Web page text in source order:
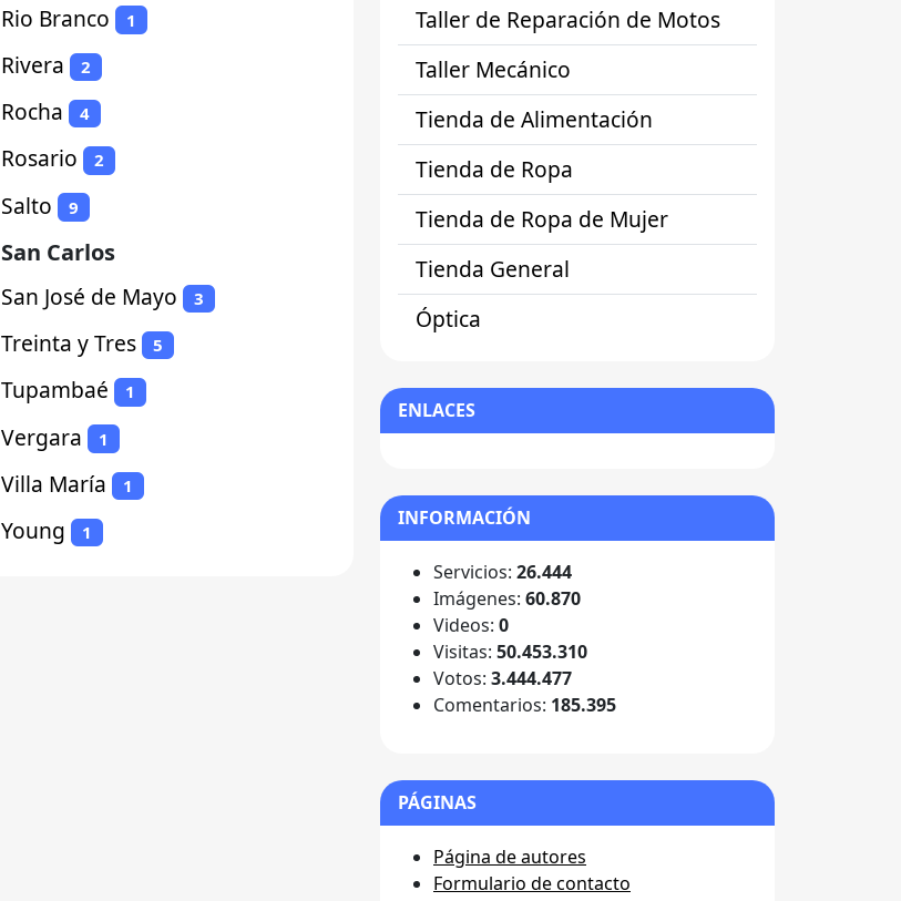
Rio Branco 1
Rivera 2
Rocha 4
Rosario 2
Salto 9
San Carlos
San José de Mayo 3
Treinta y Tres 5
Tupambaé 1
Vergara 1
Villa María 1
Young 1
Taller de Reparación de Motos
Taller Mecánico
Tienda de Alimentación
Tienda de Ropa
Tienda de Ropa de Mujer
Tienda General
Óptica
ENLACES
INFORMACIÓN
Servicios: 26.444
Imágenes: 60.870
Videos: 0
Visitas: 50.453.310
Votos: 3.444.477
Comentarios: 185.395
PÁGINAS
Página de autores
Formulario de contacto